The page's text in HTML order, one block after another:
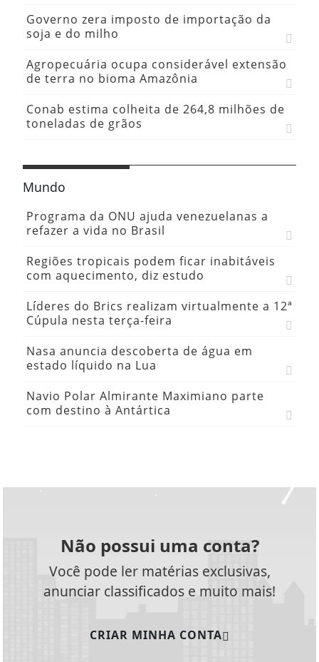
Governo zera imposto de importação da
soja e do milho
Agropecuária ocupa considerável extensão
de terra no bioma Amazônia
Conab estima colheita de 264,8 milhões de
toneladas de grãos
Mundo
Programa da ONU ajuda venezuelanas a
refazer a vida no Brasil
Regiões tropicais podem ficar inabitáveis
com aquecimento, diz estudo
Líderes do Brics realizam virtualmente a 12ª
Cúpula nesta terça-feira
Nasa anuncia descoberta de água em
estado líquido na Lua
Navio Polar Almirante Maximiano parte
com destino à Antártica
Não possui uma conta?
Você pode ler matérias exclusivas,
anunciar classificados e muito mais!
CRIAR MINHA CONTA